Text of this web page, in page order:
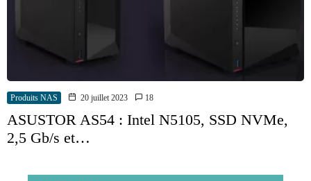
Produits NAS 20 juillet 2023 18
ASUSTOR AS54 : Intel N5105, SSD NVMe,
2,5 Gb/s et…